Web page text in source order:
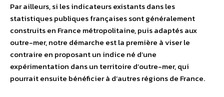
Par ailleurs, si les indicateurs existants dans les
statistiques publiques françaises sont généralement
construits en France métropolitaine, puis adaptés aux
outre-mer, notre démarche est la première à viser le
contraire en proposant un indice né d’une
expérimentation dans un territoire d’outre-mer, qui
pourrait ensuite bénéficier à d’autres régions de France.